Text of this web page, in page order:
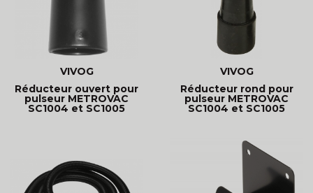
VIVOG
Réducteur ouvert pour
pulseur METROVAC
SC1004 et SC1005
VIVOG
Réducteur rond pour
pulseur METROVAC
SC1004 et SC1005